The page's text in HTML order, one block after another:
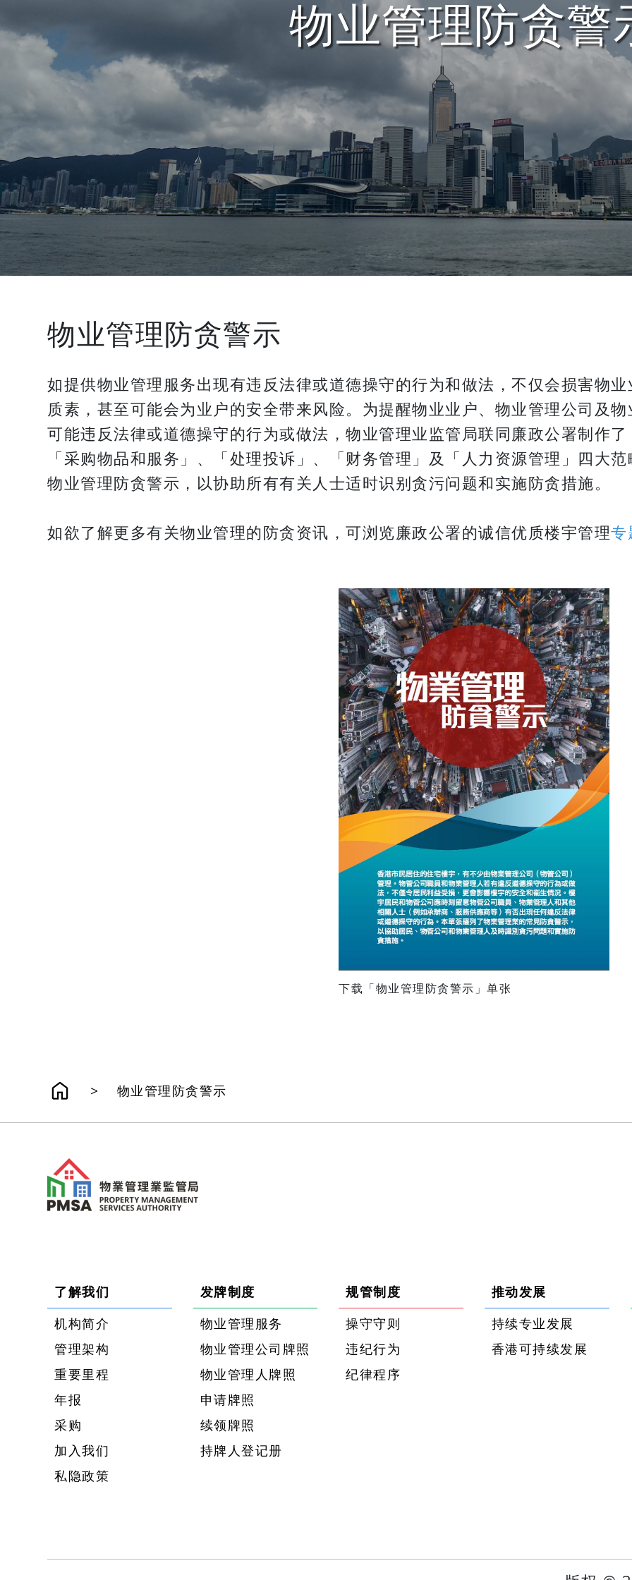
物业管理防贪警
物业管理防贪警示
如提供物业管理服务出现有违反法律或道德操守的行为和做法，不仅会损害物
质素，甚至可能会为业户的安全带来风险。为提醒物业业户、物业管理公司及
可能违反法律或道德操守的行为或做法，物业管理业监管局联同廉政公署制作
「采购物品和服务」、「处理投诉」、「财务管理」及「人力资源管理」四大
物业管理防贪警示，以协助所有有关人士适时识别贪污问题和实施防贪措施。
如欲了解更多有关物业管理的防贪资讯，可浏览廉政公署的诚信优质楼宇管理专
下载「物业管理防贪警示」单张
> 物业管理防贪警示
了解我们
机构简介
管理架构
重要里程
年报
采购
加入我们
私隐政策
发牌制度
物业管理服务
物业管理公司牌照
物业管理人牌照
申请牌照
续领牌照
持牌人登记册
规管制度
操守守则
违纪行为
纪律程序
推动发展
持续专业发展
香港可持续发展